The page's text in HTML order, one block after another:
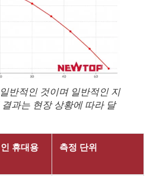
반적인 것이며 일반적인 지
과는 현장 상황에 따라 달
휴대용
측정 단위